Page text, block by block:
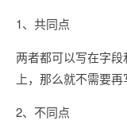
1、共同点
两者都可以写在字
上，那么就不需要再
2、不同点